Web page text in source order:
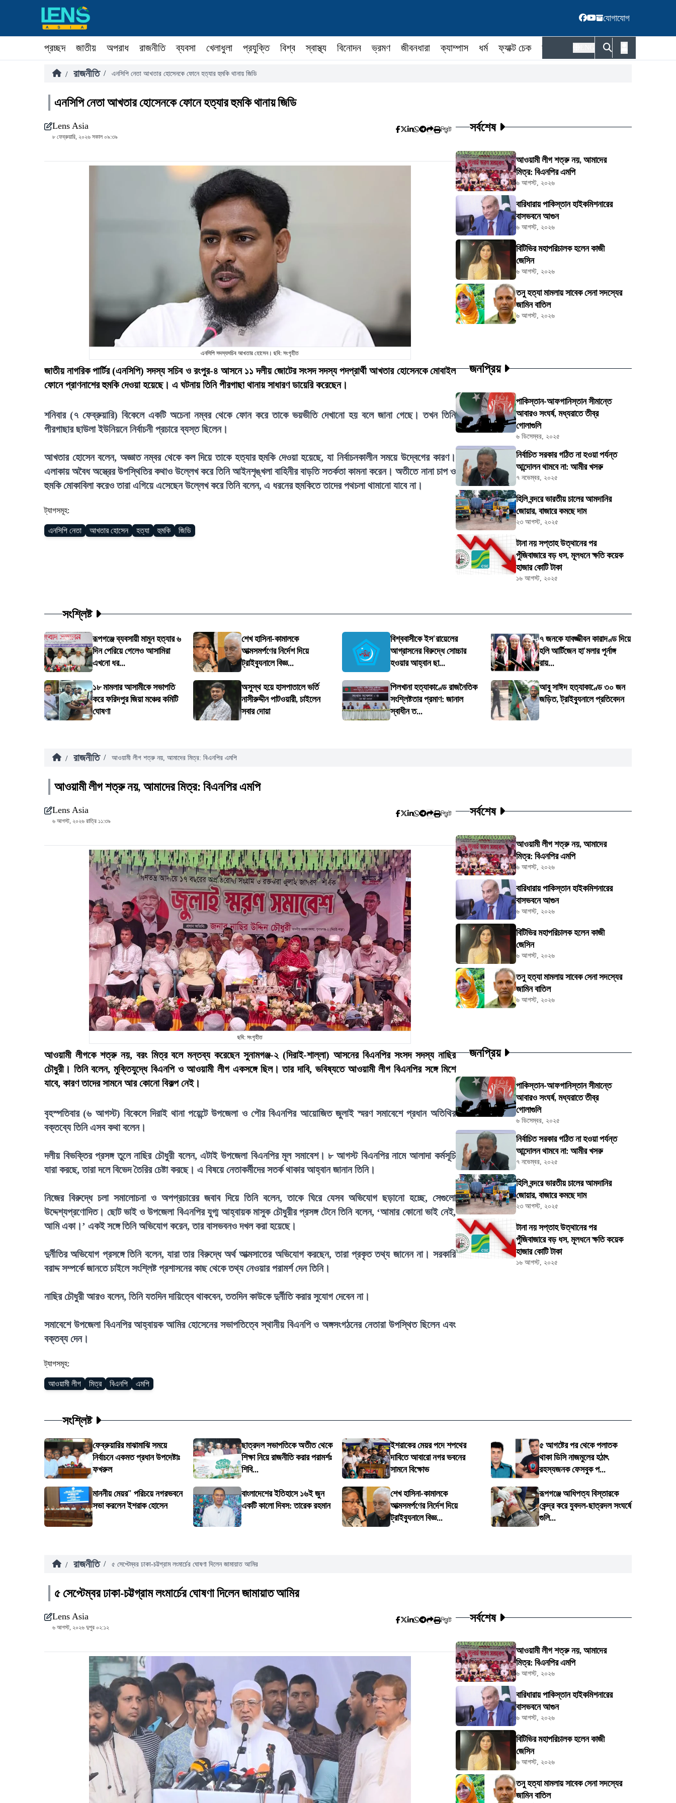
যোগাযোগ
প্রচ্ছদ জাতীয় অপরাধ রাজনীতি ব্যবসা খেলাধুলা প্রযুক্তি বিশ্ব স্বাস্থ্য বিনোদন ভ্রমণ জীবনধারা ক্যাম্পাস ধর্ম ফ্যাক্ট চেক কর্মকর্তা
/ রাজনীতি / এনসিপি নেতা আখতার হোসেনকে ফোনে হত্যার হুমকি থানায় জিডি
এনসিপি নেতা আখতার হোসেনকে ফোনে হত্যার হুমকি থানায় জিডি
Lens Asia
৮ ফেব্রুয়ারি, ২০২৬ সকাল ০৯:৩৯
প্রিন্ট
এনসিপি সদস্যসচিব আখতার হোসেন। ছবি: সংগৃহীত
জাতীয় নাগরিক পার্টির (এনসিপি) সদস্য সচিব ও রংপুর-৪ আসনে ১১ দলীয় জোটের সংসদ সদস্য পদপ্রার্থী আখতার হোসেনকে মোবাইল
ফোনে প্রাণনাশের হুমকি দেওয়া হয়েছে। এ ঘটনায় তিনি পীরগাছা থানায় সাধারণ ডায়েরি করেছেন।
শনিবার (৭ ফেব্রুয়ারি) বিকেলে একটি অচেনা নম্বর থেকে ফোন করে তাকে ভয়ভীতি দেখানো হয় বলে জানা গেছে। তখন তিনি
পীরগাছার ছাউলা ইউনিয়নে নির্বাচনী প্রচারে ব্যস্ত ছিলেন।
আখতার হোসেন বলেন, অজ্ঞাত নম্বর থেকে কল দিয়ে তাকে হত্যার হুমকি দেওয়া হয়েছে, যা নির্বাচনকালীন সময়ে উদ্বেগের কারণ।
এলাকায় অবৈধ অস্ত্রের উপস্থিতির কথাও উল্লেখ করে তিনি আইনশৃঙ্খলা বাহিনীর বাড়তি সতর্কতা কামনা করেন। অতীতে নানা চাপ ও
হুমকি মোকাবিলা করেও তারা এগিয়ে এসেছেন উল্লেখ করে তিনি বলেন, এ ধরনের হুমকিতে তাদের পথচলা থামানো যাবে না।
ট্যাগসমূহ:
এনসিপি নেতা আখতার হোসেন হত্যা হুমকি জিডি
সর্বশেষ
আওয়ামী লীগ শত্রু নয়, আমাদের
মিত্র: বিএনপির এমপি
৬ আগস্ট, ২০২৬
বারিধারায় পাকিস্তান হাইকমিশনারের
বাসভবনে আগুন
৬ আগস্ট, ২০২৬
বিটিভির মহাপরিচালক হলেন কাজী
জেসিন
৬ আগস্ট, ২০২৬
তনু হত্যা মামলায় সাবেক সেনা সদস্যের
জামিন বাতিল
৬ আগস্ট, ২০২৬
জনপ্রিয়
পাকিস্তান-আফগানিস্তান সীমান্তে
আবারও সংঘর্ষ, মধ্যরাতে তীব্র
গোলাগুলি
৬ ডিসেম্বর, ২০২৫
নির্বাচিত সরকার গঠিত না হওয়া পর্যন্ত
আন্দোলন থামবে না: আমীর খসরু
৭ নভেম্বর, ২০২৫
হিলি বন্দরে ভারতীয় চালের আমদানির
জোয়ার, বাজারে কমছে দাম
২৩ আগস্ট, ২০২৫
টানা নয় সপ্তাহ উত্থানের পর
পুঁজিবাজারে বড় ধস, মূলধনে ক্ষতি কয়েক
হাজার কোটি টাকা
১৬ আগস্ট, ২০২৫
সংশ্লিষ্ট
রূপগঞ্জে ব্যবসায়ী মামুন হত্যার ৬
দিন পেরিয়ে গেলেও আসামিরা
এখনো ধর...
শেখ হাসিনা-কামালকে
আত্মসমর্পণের নির্দেশ দিয়ে
ট্রাইব্যুনালে বিজ্ঞ...
বিশ্ববাসীকে ইস'রায়েলের
আগ্রাসনের বিরুদ্ধে সোচ্চার
হওয়ার আহ্বান ছা...
৭ জনকে যাবজ্জীবন কারাদণ্ড দিয়ে
হলি আর্টিজেন হা'মলার পূর্নাঙ্গ
রায়...
১৮ মামলার আসামীকে সভাপতি
করে ফরিদপুর জিয়া মঞ্চের কমিটি
ঘোষণা
অসুস্থ হয়ে হাসপাতালে ভর্তি
নাসীরুদ্দীন পাটওয়ারী, চাইলেন
সবার দোয়া
পিলখানা হত্যাকাণ্ডে রাজনৈতিক
সংশ্লিষ্টতার প্রমাণ: জানাল
স্বাধীন ত...
আবু সাঈদ হত্যাকাণ্ডে ৩০ জন
জড়িত, ট্রাইব্যুনালে প্রতিবেদন
/ রাজনীতি / আওয়ামী লীগ শত্রু নয়, আমাদের মিত্র: বিএনপির এমপি
আওয়ামী লীগ শত্রু নয়, আমাদের মিত্র: বিএনপির এমপি
Lens Asia
৬ আগস্ট, ২০২৬ রাত্রি ১১:৩৯
প্রিন্ট
ছবি: সংগৃহীত
আওয়ামী লীগকে শত্রু নয়, বরং মিত্র বলে মন্তব্য করেছেন সুনামগঞ্জ-২ (দিরাই-শাল্লা) আসনের বিএনপির সংসদ সদস্য নাছির
চৌধুরী। তিনি বলেন, মুক্তিযুদ্ধে বিএনপি ও আওয়ামী লীগ একসঙ্গে ছিল। তার দাবি, ভবিষ্যতে আওয়ামী লীগ বিএনপির সঙ্গে মিশে
যাবে, কারণ তাদের সামনে আর কোনো বিকল্প নেই।
বৃহস্পতিবার (৬ আগস্ট) বিকেলে দিরাই থানা পয়েন্টে উপজেলা ও পৌর বিএনপির আয়োজিত জুলাই স্মরণ সমাবেশে প্রধান অতিথির
বক্তব্যে তিনি এসব কথা বলেন।
দলীয় বিভক্তির প্রসঙ্গ তুলে নাছির চৌধুরী বলেন, এটাই উপজেলা বিএনপির মূল সমাবেশ। ৮ আগস্ট বিএনপির নামে আলাদা কর্মসূচি
যারা করছে, তারা দলে বিভেদ তৈরির চেষ্টা করছে। এ বিষয়ে নেতাকর্মীদের সতর্ক থাকার আহ্বান জানান তিনি।
নিজের বিরুদ্ধে চলা সমালোচনা ও অপপ্রচারের জবাব দিয়ে তিনি বলেন, তাকে ঘিরে যেসব অভিযোগ ছড়ানো হচ্ছে, সেগুলো
উদ্দেশ্যপ্রণোদিত। ছোট ভাই ও উপজেলা বিএনপির যুগ্ম আহ্বায়ক মাসুক চৌধুরীর প্রসঙ্গ টেনে তিনি বলেন, ‘আমার কোনো ভাই নেই,
আমি একা।’ একই সঙ্গে তিনি অভিযোগ করেন, তার বাসভবনও দখল করা হয়েছে।
দুর্নীতির অভিযোগ প্রসঙ্গে তিনি বলেন, যারা তার বিরুদ্ধে অর্থ আত্মসাতের অভিযোগ করছেন, তারা প্রকৃত তথ্য জানেন না। সরকারি
বরাদ্দ সম্পর্কে জানতে চাইলে সংশ্লিষ্ট প্রশাসনের কাছ থেকে তথ্য নেওয়ার পরামর্শ দেন তিনি।
নাছির চৌধুরী আরও বলেন, তিনি যতদিন দায়িত্বে থাকবেন, ততদিন কাউকে দুর্নীতি করার সুযোগ দেবেন না।
সমাবেশে উপজেলা বিএনপির আহ্বায়ক আমির হোসেনের সভাপতিত্বে স্থানীয় বিএনপি ও অঙ্গসংগঠনের নেতারা উপস্থিত ছিলেন এবং
বক্তব্য দেন।
ট্যাগসমূহ:
আওয়ামী লীগ মিত্র বিএনপি এমপি
সর্বশেষ
আওয়ামী লীগ শত্রু নয়, আমাদের
মিত্র: বিএনপির এমপি
৬ আগস্ট, ২০২৬
বারিধারায় পাকিস্তান হাইকমিশনারের
বাসভবনে আগুন
৬ আগস্ট, ২০২৬
বিটিভির মহাপরিচালক হলেন কাজী
জেসিন
৬ আগস্ট, ২০২৬
তনু হত্যা মামলায় সাবেক সেনা সদস্যের
জামিন বাতিল
৬ আগস্ট, ২০২৬
জনপ্রিয়
পাকিস্তান-আফগানিস্তান সীমান্তে
আবারও সংঘর্ষ, মধ্যরাতে তীব্র
গোলাগুলি
৬ ডিসেম্বর, ২০২৫
নির্বাচিত সরকার গঠিত না হওয়া পর্যন্ত
আন্দোলন থামবে না: আমীর খসরু
৭ নভেম্বর, ২০২৫
হিলি বন্দরে ভারতীয় চালের আমদানির
জোয়ার, বাজারে কমছে দাম
২৩ আগস্ট, ২০২৫
টানা নয় সপ্তাহ উত্থানের পর
পুঁজিবাজারে বড় ধস, মূলধনে ক্ষতি কয়েক
হাজার কোটি টাকা
১৬ আগস্ট, ২০২৫
সংশ্লিষ্ট
ফেব্রুয়ারির মাঝামাঝি সময়ে
নির্বাচনে একমত প্রধান উপদেষ্টাঃ
ফখরুল
ছাত্রদল সভাপতিকে অতীত থেকে
শিক্ষা নিয়ে রাজনীতি করার পরামর্শঃ
শিবি...
ইশরাকের মেয়র পদে শপথের
দাবিতে আবারো নগর ভবনের
সামনে বিক্ষোভ
৫ আগষ্টের পর থেকে পলাতক
থাকা ডিসি নাজমুলের হঠাৎ
রহস্যজনক ফেসবুক প...
মাননীয় মেয়র" পরিচয়ে নগরভবনে
সভা করলেন ইশরাক হোসেন
বাংলাদেশের ইতিহাসে ১৬ই জুন
একটি কালো দিবস: তারেক রহমান
শেখ হাসিনা-কামালকে
আত্মসমর্পণের নির্দেশ দিয়ে
ট্রাইব্যুনালে বিজ্ঞ...
রূপগঞ্জে আধিপত্য বিস্তারকে
কেন্দ্র করে যুবদল-ছাত্রদল সংঘর্ষে
গুলি...
/ রাজনীতি / ৫ সেপ্টেম্বর ঢাকা-চট্টগ্রাম লংমার্চের ঘোষণা দিলেন জামায়াত আমির
৫ সেপ্টেম্বর ঢাকা-চট্টগ্রাম লংমার্চের ঘোষণা দিলেন জামায়াত আমির
Lens Asia
৬ আগস্ট, ২০২৬ দুপুর ০২:১২
প্রিন্ট সর্বশেষ
আওয়ামী লীগ শত্রু নয়, আমাদের
মিত্র: বিএনপির এমপি
৬ আগস্ট, ২০২৬
বারিধারায় পাকিস্তান হাইকমিশনারের
বাসভবনে আগুন
৬ আগস্ট, ২০২৬
বিটিভির মহাপরিচালক হলেন কাজী
জেসিন
৬ আগস্ট, ২০২৬
তনু হত্যা মামলায় সাবেক সেনা সদস্যের
জামিন বাতিল